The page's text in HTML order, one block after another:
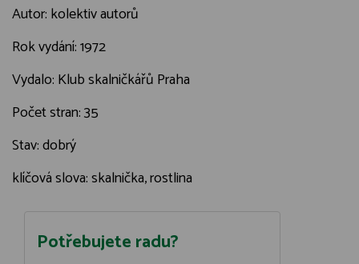
Autor: kolektiv autorů
Rok vydání: 1972
Vydalo: Klub skalničkářů Praha
Počet stran: 35
Stav: dobrý
klíčová slova: skalnička, rostlina
Potřebujete radu?